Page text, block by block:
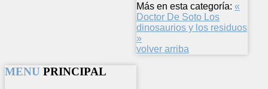
Más en esta categoría: «
Doctor De Soto Los
dinosaurios y los residuos
»
volver arriba
MENU PRINCIPAL